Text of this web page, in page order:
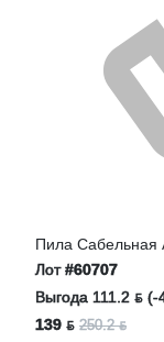
Пила Сабельная
110V
Лот#60707
Выгода 111.2 ƃ (-
139 ƃ 250.2 ƃ